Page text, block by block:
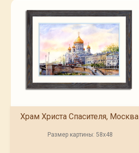
Храм Христа Спасителя, Москва
Размер картины: 58x48